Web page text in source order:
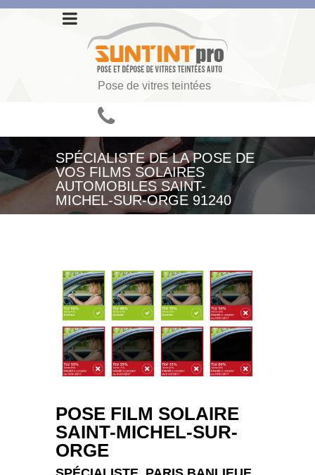
Pose de vitres teintées
SPÉCIALISTE DE LA POSE DE
VOS FILMS SOLAIRES
AUTOMOBILES SAINT-
MICHEL-SUR-ORGE 91240
POSE FILM SOLAIRE
SAINT-MICHEL-SUR-
ORGE